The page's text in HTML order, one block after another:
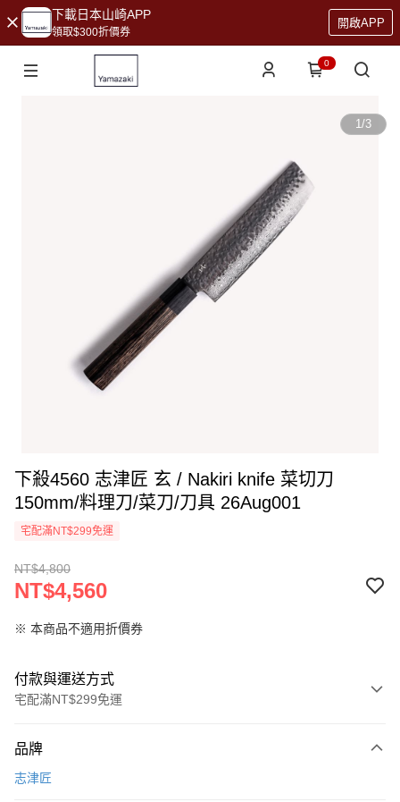
下載日本山崎APP
領取$300折價券
開啟APP
0
1/3
下殺4560 志津匠 玄 / Nakiri knife 菜切刀
150mm/料理刀/菜刀/刀具 26Aug001
宅配滿NT$299免運
NT$4,800
NT$4,560
※ 本商品不適用折價券
付款與運送方式
宅配滿NT$299免運
信用卡一次付款
品牌
志津匠